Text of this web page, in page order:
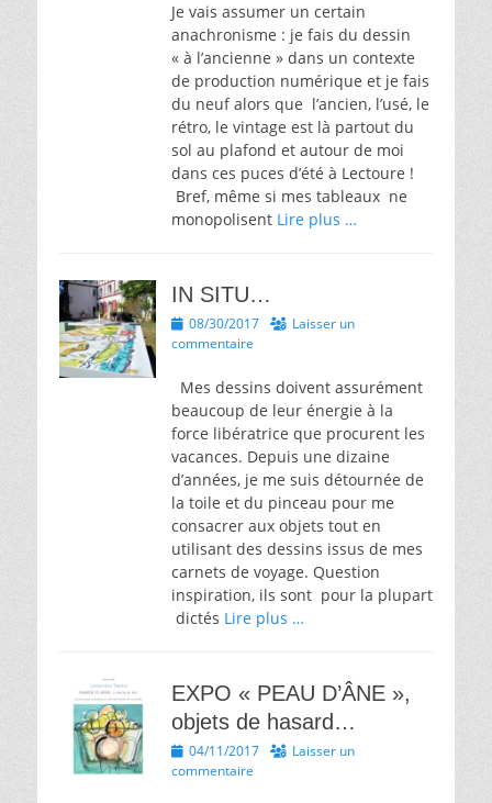
Je vais assumer un certain
anachronisme : je fais du dessin
« à l’ancienne » dans un contexte
de production numérique et je fais
du neuf alors que l’ancien, l’usé, le
rétro, le vintage est là partout du
sol au plafond et autour de moi
dans ces puces d’été à Lectoure !
Bref, même si mes tableaux ne
monopolisent Lire plus …
IN SITU…
Posted
on
08/30/2017
Laisser un
commentaire
Mes dessins doivent assurément
beaucoup de leur énergie à la
force libératrice que procurent les
vacances. Depuis une dizaine
d’années, je me suis détournée de
la toile et du pinceau pour me
consacrer aux objets tout en
utilisant des dessins issus de mes
carnets de voyage. Question
inspiration, ils sont pour la plupart
dictés Lire plus …
EXPO « PEAU D’ÂNE »,
objets de hasard…
Posted
on
04/11/2017
Laisser un
commentaire